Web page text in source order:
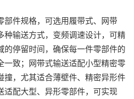
部件规格，可选用履带式、网带
种输送方式，变频调速设计，可精
的停留时间，确保每一件零部件的
一致；网带式输送适配小型精密零
撞，尤其适合薄壁件、精密异形件
适配大型、异形零部件，可实现